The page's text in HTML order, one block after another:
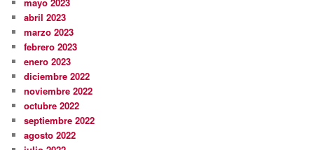
abril 2023
marzo 2023
febrero 2023
enero 2023
diciembre 2022
noviembre 2022
octubre 2022
septiembre 2022
agosto 2022